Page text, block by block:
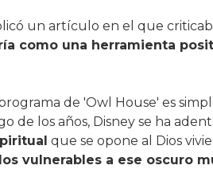
un artículo en el que
como una herramienta
de 'Owl House' es
de los años, Disney se ha
que se opone al Dios
vulnerables a ese oscuro